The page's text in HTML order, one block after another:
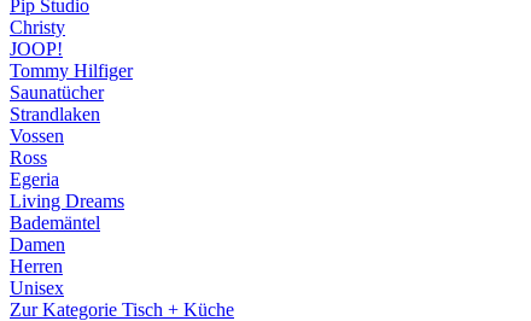
Pip Studio
Christy
JOOP!
Tommy Hilfiger
Saunatücher
Strandlaken
Vossen
Ross
Egeria
Living Dreams
Bademäntel
Damen
Herren
Unisex
Zur Kategorie Tisch + Küche